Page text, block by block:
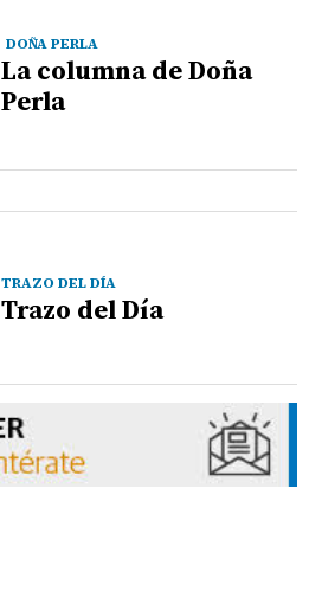
DOÑA PERLA
La columna de Doña
Perla
TRAZO DEL DÍA
Trazo del Día